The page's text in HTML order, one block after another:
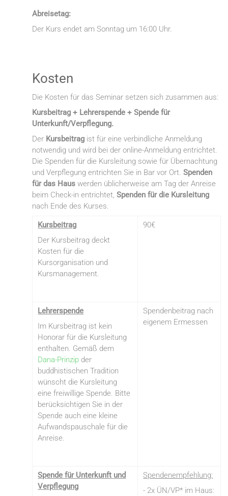
Abreisetag:
Der Kurs endet am Sonntag um 16:00 Uhr.
Kosten
Die Kosten für das Seminar setzen sich zusammen aus:
Kursbeitrag + Lehrerspende + Spende für
Unterkunft/Verpflegung.
Der Kursbeitrag ist für eine verbindliche Anmeldung
notwendig und wird bei der online-Anmeldung entrichtet.
Die Spenden für die Kursleitung sowie für Übernachtung
und Verpflegung entrichten Sie in Bar vor Ort.Spenden
für das Haus werden üblicherweise am Tag der Anreise
beim Check-in entrichtet,Spenden für die Kursleitung
nach Ende des Kurses.
Kursbeitrag
Der Kursbeitrag deckt
Kosten für die
Kursorganisation und
Kursmanagement.
90€
Lehrerspende
Im Kursbeitrag ist kein
Honorar für die Kursleitung
enthalten. Gemäß dem
Dana-Prinzip der
buddhistischen Tradition
wünscht die Kursleitung
eine freiwillige Spende. Bitte
berücksichtigen Sie in der
Spende auch eine kleine
Aufwandspauschale für die
Anreise.
Spendenbeitrag nach
eigenem Ermessen
Spende für Unterkunft und
Verpflegung
Spendenempfehlung:
- 2x ÜN/VP* im Haus: